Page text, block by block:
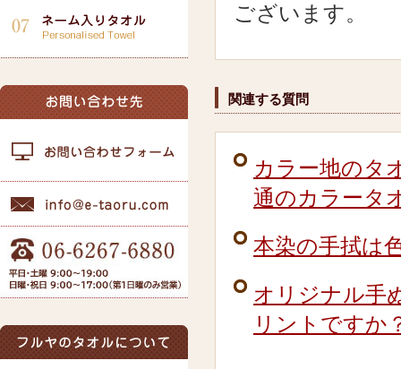
ございます。
関連する質問
カラー地のタ
通のカラータ
本染の手拭は
オリジナル手
リントですか